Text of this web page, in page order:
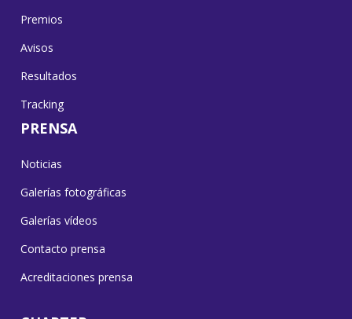
Premios
Avisos
Resultados
Tracking
PRENSA
Noticias
Galerías fotográficas
Galerías vídeos
Contacto prensa
Acreditaciones prensa